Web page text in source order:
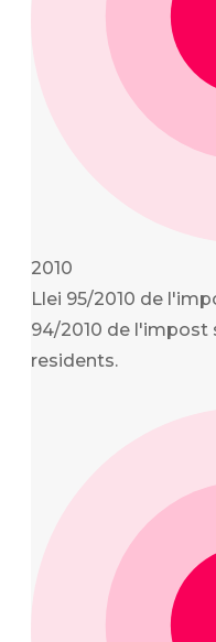
2010
Llei 95/2010 de
94/2010 de l'impost
residents.